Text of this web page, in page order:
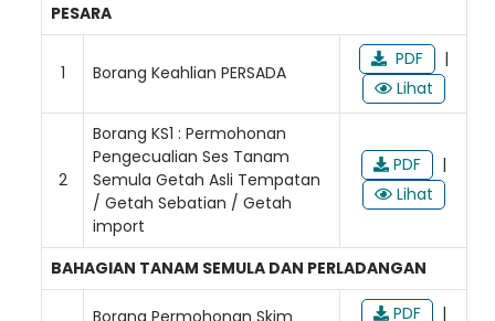
PESARA
1 Borang Keahlian PERSADA
PDF
|
Lihat
2
Borang KS1 : Permohonan
Pengecualian Ses Tanam
Semula Getah Asli Tempatan
/ Getah Sebatian / Getah
import
PDF
|
Lihat
BAHAGIAN TANAM SEMULA DAN PERLADANGAN
Borang Permohonan Skim
PDF
|